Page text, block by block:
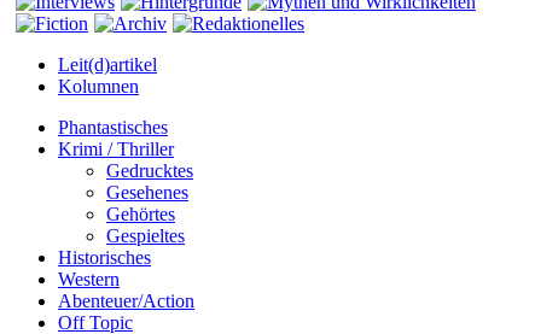
Leit(d)artikel
Kolumnen
Phantastisches
Krimi / Thriller
Gedrucktes
Gesehenes
Gehörtes
Gespieltes
Historisches
Western
Abenteuer/Action
Off Topic